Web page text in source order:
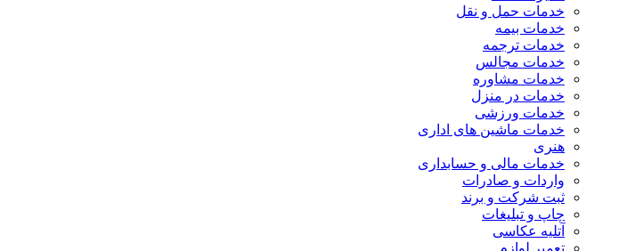
خدمات حمل و نقل
خدمات بیمه
خدمات ترجمه
خدمات مجالس
خدمات مشاوره
خدمات در منزل
خدمات ورزشی
خدمات ماشین های اداری
هنری
خدمات مالی و حسابداری
واردات و صادرات
ثبت شرکت و برند
چاپ و تبلیغات
آتلیه عکاسی